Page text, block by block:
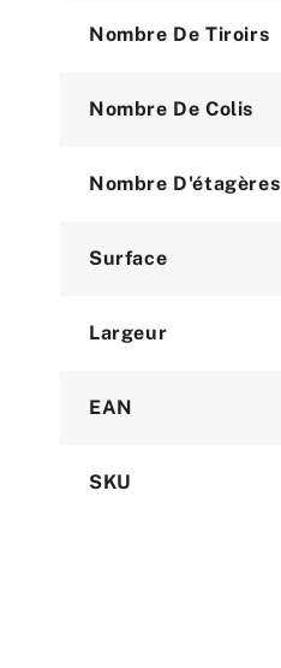
Nombre De Tiroirs
Nombre De Colis
Nombre D'étagères
Surface
Largeur
EAN
SKU